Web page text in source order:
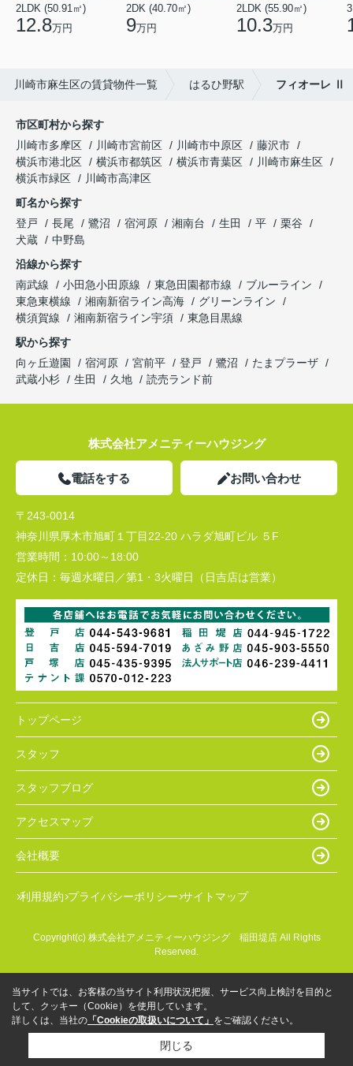
2LDK (50.91㎡)
12.8万円
2DK (40.70㎡)
9万円
2LDK (55.90㎡)
10.3万円
川崎市麻生区の賃貸物件一覧 はるひ野駅 フィオーレ Ⅱ
市区町村から探す
川崎市多摩区
川崎市宮前区 川崎市中原区
藤沢市
横浜市港北区
横浜市都筑区 横浜市青葉区
川崎市麻生区
横浜市緑区
川崎市高津区
町名から探す
登戸
長尾 鷺沼 宿河原 湘南台 生田 平
栗谷
犬蔵
中野島
沿線から探す
南武線
小田急小田原線 東急田園都市線
ブルーライン
東急東横線
湘南新宿ライン高海
グリーンライン
横須賀線
湘南新宿ライン宇須
東急目黒線
駅から探す
向ヶ丘遊園
宿河原 宮前平 登戸 鷺沼
たまプラーザ
武蔵小杉
生田 久地 読売ランド前
株式会社アメニティーハウジング
電話をする お問い合わせ
〒243-0014
神奈川県厚木市旭町１丁目22-20 ハラダ旭町ビル ５F
営業時間： 10:00～18:00
定休日： 毎週水曜日／第1・3火曜日（日吉店は営業）
トップページ
スタッフ
スタッフブログ
アクセスマップ
会社概要
利用規約 プライバシーポリシー サイトマップ
Copyright(c) 株式会社アメニティーハウジング 稲田堤店 All Rights
Reserved.
当サイトでは、お客様の当サイト利用状況把握、サービス向上検討を目的と
して、クッキー（Cookie）を使用しています。
詳しくは、当社の 「Cookieの取扱いについて」 をご確認ください。
閉じる